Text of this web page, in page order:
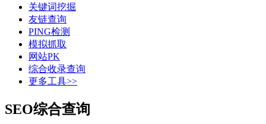
关键词挖掘
友链查询
PING检测
模拟抓取
网站PK
综合收录查询
更多工具>>
SEO综合查询